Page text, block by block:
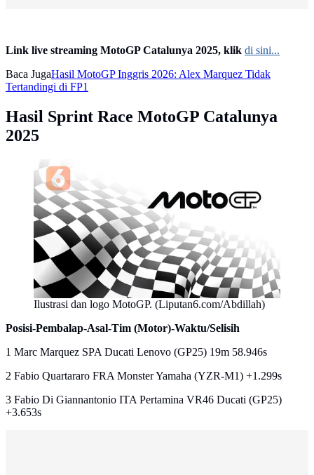
Link live streaming MotoGP Catalunya 2025, klik di sini...
Baca JugaHasil MotoGP Inggris 2026: Alex Marquez Tidak
Tertandingi di FP1
Hasil Sprint Race MotoGP Catalunya
2025
Ilustrasi dan logo MotoGP. (Liputan6.com/Abdillah)
Posisi-Pembalap-Asal-Tim (Motor)-Waktu/Selisih
1 Marc Marquez SPA Ducati Lenovo (GP25) 19m 58.946s
2 Fabio Quartararo FRA Monster Yamaha (YZR-M1) +1.299s
3 Fabio Di Giannantonio ITA Pertamina VR46 Ducati (GP25)
+3.653s